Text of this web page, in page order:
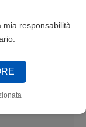
mia responsabilità